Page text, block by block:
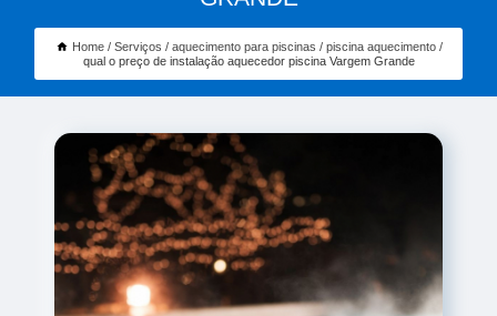
Home Serviços aquecimento para piscinas
piscina aquecimento
qual o preço de instalação aquecedor piscina Vargem Grande